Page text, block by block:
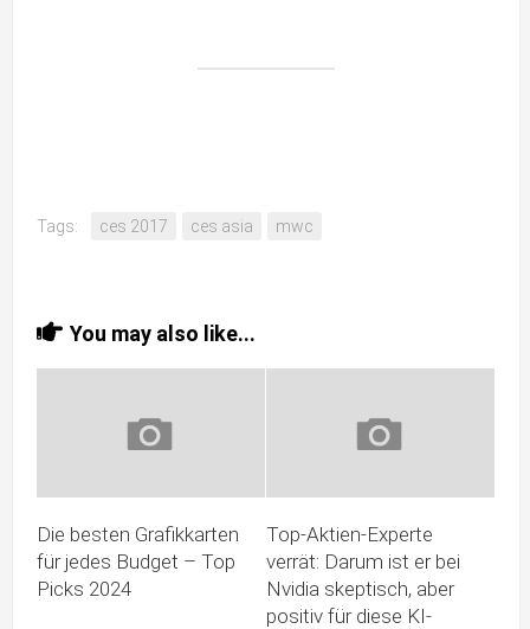
Tags: ces 2017 ces asia mwc
You may also like...
Die besten Grafikkarten
für jedes Budget – Top
Picks 2024
Top-Aktien-Experte
verrät: Darum ist er bei
Nvidia skeptisch, aber
positiv für diese KI-